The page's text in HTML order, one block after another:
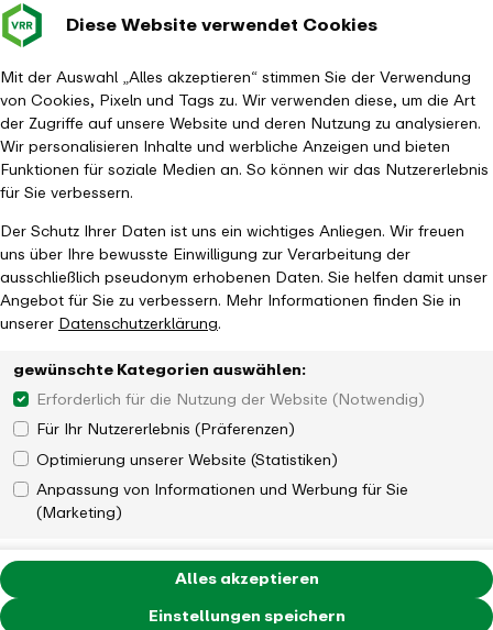
Diese Website verwendet Cookies
Mit der Auswahl „Alles akzeptieren“ stimmen Sie der Verwendung
von Cookies, Pixeln und Tags zu. Wir verwenden diese, um die Art
der Zugriffe auf unsere Website und deren Nutzung zu analysieren.
Wir personalisieren Inhalte und werbliche Anzeigen und bieten
Funktionen für soziale Medien an. So können wir das Nutzererlebnis
für Sie verbessern.
Der Schutz Ihrer Daten ist uns ein wichtiges Anliegen. Wir freuen
uns über Ihre bewusste Einwilligung zur Verarbeitung der
ausschließlich pseudonym erhobenen Daten. Sie helfen damit unser
Angebot für Sie zu verbessern. Mehr Informationen finden Sie in
unsererDatenschutzerklärung.
gewünschte Kategorien auswählen:
Erforderlich für die Nutzung der Website (Notwendig)
Für Ihr Nutzererlebnis (Präferenzen)
Optimierung unserer Website (Statistiken)
Anpassung von Informationen und Werbung für Sie
(Marketing)
Einstellungen speichern
Alles akzeptieren
Verkehrsverbund Baustellen im
Leichte
Startseite Aktuelles
Magazin
Wie sich Kommunen im Verbundgebiet im Rahmen der EMW
engagieren
EUROPÄISCHEN MOBILITÄTSWOCHE